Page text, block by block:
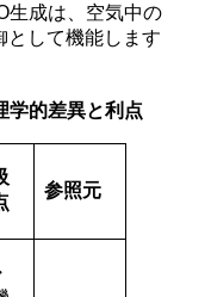
生成は、空気中の
として機能します
学的差異と利点
参照元